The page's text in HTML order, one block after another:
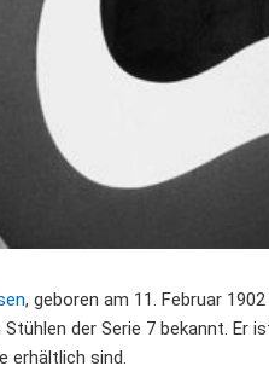
, geboren am 11. Februar
Stühlen der Serie 7 bekannt.
erhältlich sind.